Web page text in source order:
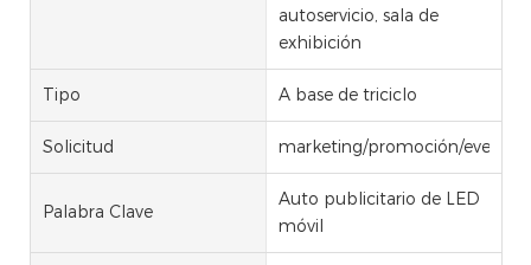
autoservicio, sala de
exhibición
Tipo A base de triciclo
Solicitud marketing/promoción/eventos
Palabra Clave
Auto publicitario de LED
móvil